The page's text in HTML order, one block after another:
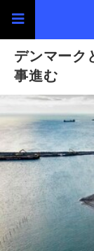
デンマーク
事進む